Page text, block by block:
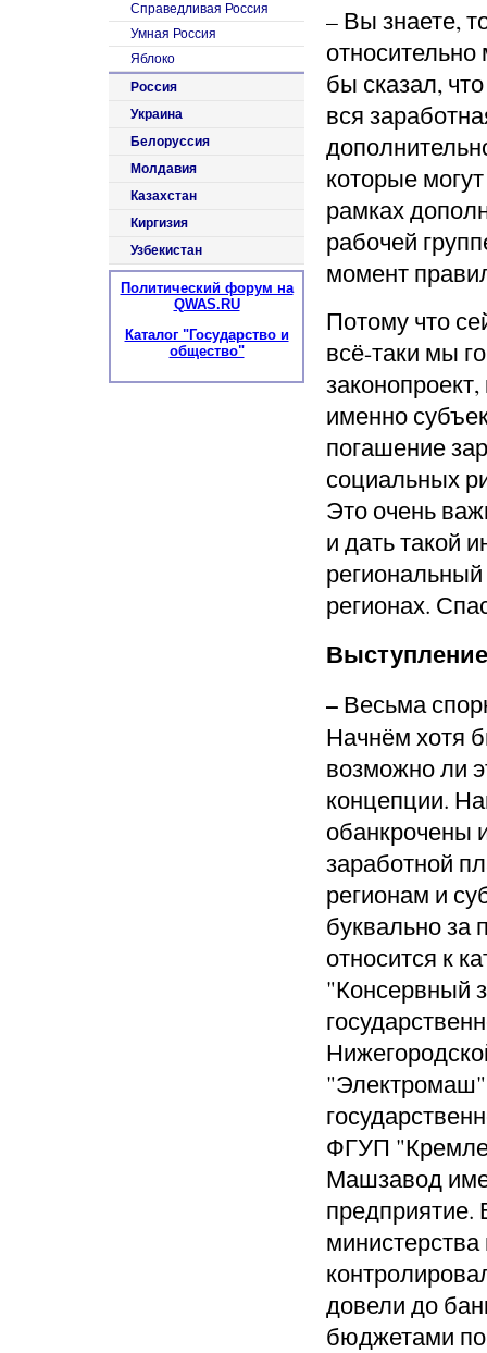
– Вы знаете,
бы сказал,
вся
которые
рамках до
рабочей
момент
Потому что
всё-таки мы
законопроект,
именно
погашение
социальных
Это очень
и дать такой и
регионах.
– Весьма
Начнём хотя
возможно ли
концепции.
обанкрочены
заработной
регионам и
буквально за
относится к
"Консервный
ФГУП
Машзавод
предприятие.
довели до
бюджетами
Справедливая Россия
Умная Россия
Яблоко
Россия
Украина
Белоруссия
Молдавия
Казахстан
Киргизия
Узбекистан
Политический форум на
QWAS.RU
Каталог "Государство и
общество"